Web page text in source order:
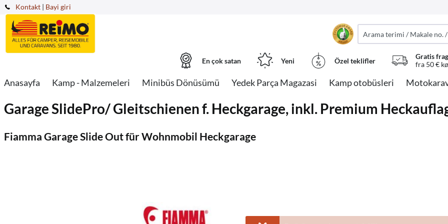
Kontakt | Bayi giri
En çok satan Yeni Özel teklifler
Gratis
fra 50 €
Anasayfa Kamp - Malzemeleri Minibüs Dönüsümü Yedek Parça Magazasi Kamp otobüsleri
Garage SlidePro/ Gleitschienen f. Heckgarage, inkl. Premium
Fiamma Garage Slide Out für Wohnmobil Heckgarage